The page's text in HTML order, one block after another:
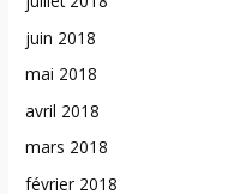
juin 2018
mai 2018
avril 2018
mars 2018
février 2018